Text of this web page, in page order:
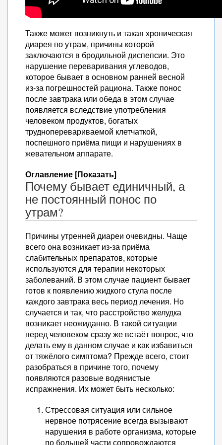
Также может возникнуть и такая хроническая
диарея по утрам, причины которой
заключаются в бродильной диспепсии. Это
нарушение переваривания углеводов,
которое бывает в основном ранней весной
из-за погрешностей рациона. Также понос
после завтрака или обеда в этом случае
появляется вследствие употребления
человеком продуктов, богатых
трудноперевариваемой клетчаткой,
поспешного приёма пищи и нарушениях в
жевательном аппарате.
Оглавление [Показать]
Почему бывает единичный, а
не постоянный понос по
утрам?
Причины утренней диареи очевидны. Чаще
всего она возникает из-за приёма
слабительных препаратов, которые
используются для терапии некоторых
заболеваний. В этом случае пациент бывает
готов к появлению жидкого стула после
каждого завтрака весь период лечения. Но
случается и так, что расстройство желудка
возникает неожиданно. В такой ситуации
перед человеком сразу же встаёт вопрос, что
делать ему в данном случае и как избавиться
от тяжёлого симптома? Прежде всего, стоит
разобраться в причине того, почему
появляются разовые водянистые
испражнения. Их может быть несколько:
Стрессовая ситуация или сильное
нервное потрясение всегда вызывают
нарушения в работе организма, которые
по большей части сопровождаются